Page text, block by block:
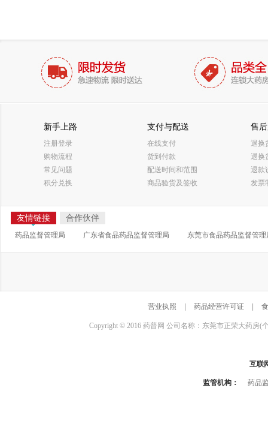
新手上路
注册登录
购物流程
常见问题
积分兑换
支付与配送
在线支付
货到付款
配送时间和范围
商品验货及签收
售
退换
退换
退款
发票
友情链接 合作伙伴
药品监督管理局 广东省食品药品监督管理局 东莞市食品药品监督管理
营业执照 药品经营许可证
Copyright © 2016 药普网 公司名称：东莞市正荣大药房(
互联
监管机构： 药品